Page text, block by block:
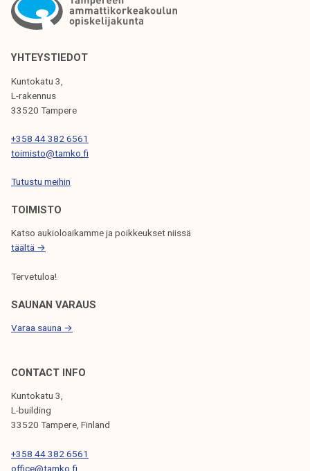
U
P
T
E
D
A
P
O
I
K
L
L
YHTEYSTIEDOT
Kuntokatu 3,
L-rakennus
33520 Tampere
+358 44 382 6561
toimisto@tamko.fi
Tutustu meihin
TOIMISTO
Katso aukioloaikamme ja poikkeukset niissä
täältä →
Tervetuloa!
SAUNAN VARAUS
Varaa sauna →
CONTACT INFO
Kuntokatu 3,
L-building
33520 Tampere, Finland
+358 44 382 6561
office@tamko.fi